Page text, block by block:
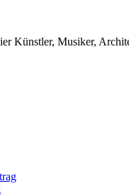
Künstler, Musiker,